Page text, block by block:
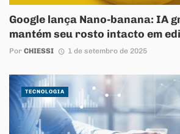
Google lança Nano-banana: IA
mantém seu rosto intacto em
Por CHIESSI 1 de setembro de 2025
TECNOLOGIA